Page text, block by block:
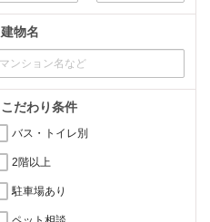
建物名
こだわり条件
バス・トイレ別
2階以上
駐車場あり